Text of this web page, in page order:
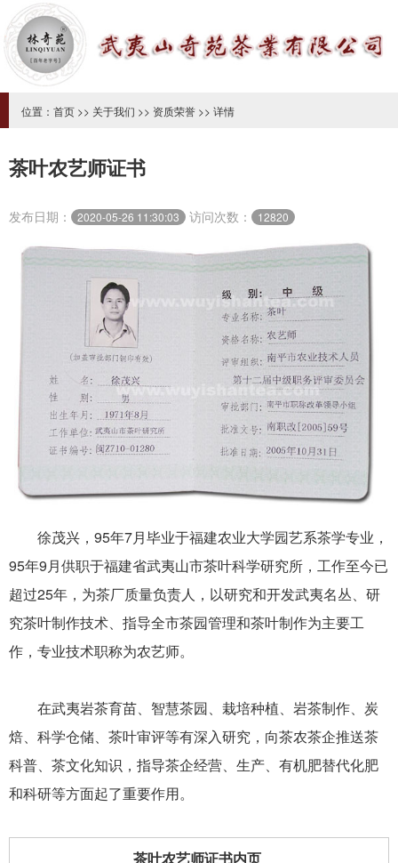
位置： 首页 >> 关于我们 >> 资质荣誉 >> 详情
茶叶农艺师证书
发布日期： 2020-05-26 11:30:03 访问次数： 12820
徐茂兴，95年7月毕业于福建农业大学园艺系茶学专业，
95年9月供职于福建省武夷山市茶叶科学研究所，工作至今已
超过25年，为茶厂质量负责人，以研究和开发武夷名丛、研
究茶叶制作技术、指导全市茶园管理和茶叶制作为主要工
作，专业技术职称为农艺师。
在武夷岩茶育苗、智慧茶园、栽培种植、岩茶制作、炭
焙、科学仓储、茶叶审评等有深入研究，向茶农茶企推送茶
科普、茶文化知识，指导茶企经营、生产、有机肥替代化肥
和科研等方面起了重要作用。
茶叶农艺师证书内页